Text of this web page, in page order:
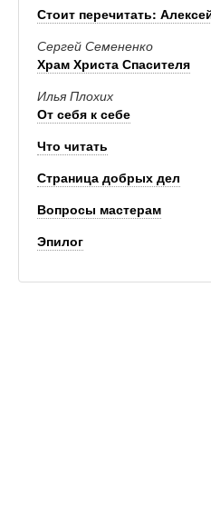
Стоит перечитать:
Сергей Семененко
Храм Христа Спасителя
Илья Плохих
От себя к себе
Что читать
Страница добрых дел
Вопросы мастерам
Эпилог